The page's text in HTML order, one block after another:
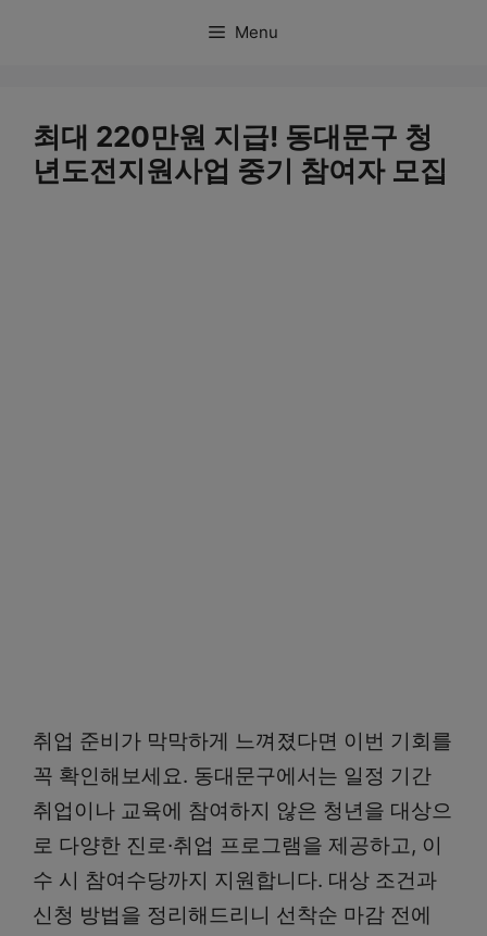
Menu
최대 220만원 지급! 동대문구 청
년도전지원사업 중기 참여자 모집
취업 준비가 막막하게 느껴졌다면 이번 기회를
꼭 확인해보세요. 동대문구에서는 일정 기간
취업이나 교육에 참여하지 않은 청년을 대상으
로 다양한 진로·취업 프로그램을 제공하고, 이
수 시 참여수당까지 지원합니다. 대상 조건과
신청 방법을 정리해드리니 선착순 마감 전에